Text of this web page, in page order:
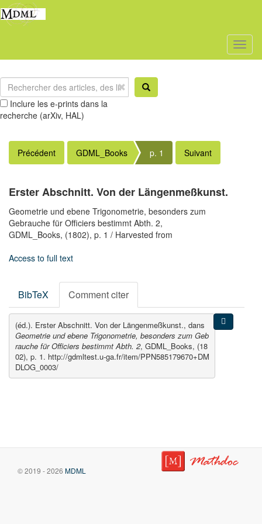
Inclure les e-prints dans la
recherche (arXiv, HAL)
Précédent GDML_Books p. 1 Suivant
Erster Abschnitt. Von der Längenmeßkunst.
Geometrie und ebene Trigonometrie, besonders zum
Gebrauche für Officiers bestimmt Abth. 2,
GDML_Books, (1802), p. 1 / Harvested from
Access to full text
BibTeX Comment citer
(éd.). Erster Abschnitt. Von der Längenmeßkunst., dans
Geometrie und ebene Trigonometrie, besonders zum Geb
rauche für Officiers bestimmt Abth. 2, GDML_Books, (18
02), p. 1. http://gdmltest.u-ga.fr/item/PPN585179670+DM
DLOG_0003/
© 2019 - 2026 MDML